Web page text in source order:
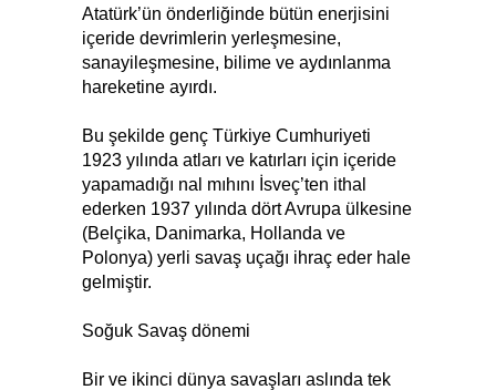
Atatürk’ün önderliğinde bütün enerjisini
içeride devrimlerin yerleşmesine,
sanayileşmesine, bilime ve aydınlanma
hareketine ayırdı.
Bu şekilde genç Türkiye Cumhuriyeti
1923 yılında atları ve katırları için içeride
yapamadığı nal mıhını İsveç’ten ithal
ederken 1937 yılında dört Avrupa ülkesine
(Belçika, Danimarka, Hollanda ve
Polonya) yerli savaş uçağı ihraç eder hale
gelmiştir.
Soğuk Savaş dönemi
Bir ve ikinci dünya savaşları aslında tek